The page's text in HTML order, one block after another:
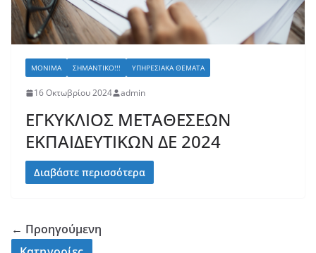
ΜΌΝΙΜΑ ΣΗΜΑΝΤΙΚΌ!!! ΥΠΗΡΕΣΙΑΚΆ ΘΈΜΑΤΑ
16 Οκτωβρίου 2024 admin
ΕΓΚΥΚΛΙΟΣ ΜΕΤΑΘΕΣΕΩΝ
ΕΚΠΑΙΔΕΥΤΙΚΩΝ ΔΕ 2024
Διαβάστε περισσότερα
← Προηγούμενη